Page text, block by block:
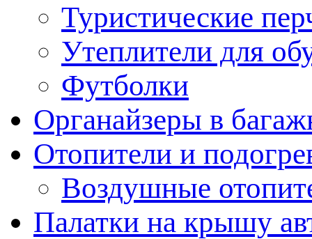
Туристические
Утеплители для
Футболки
Органайзеры в
Отопители и
Воздушные
Палатки на крышу